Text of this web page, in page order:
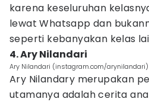
karena keseluruhan
lewat Whatsapp dan
seperti kebanyakan kelas
4. Ary Nilandari
Ary Nilandari (instagram.com/arynilandari)
Ary Nilandary merupakan
utamanya adalah cerita